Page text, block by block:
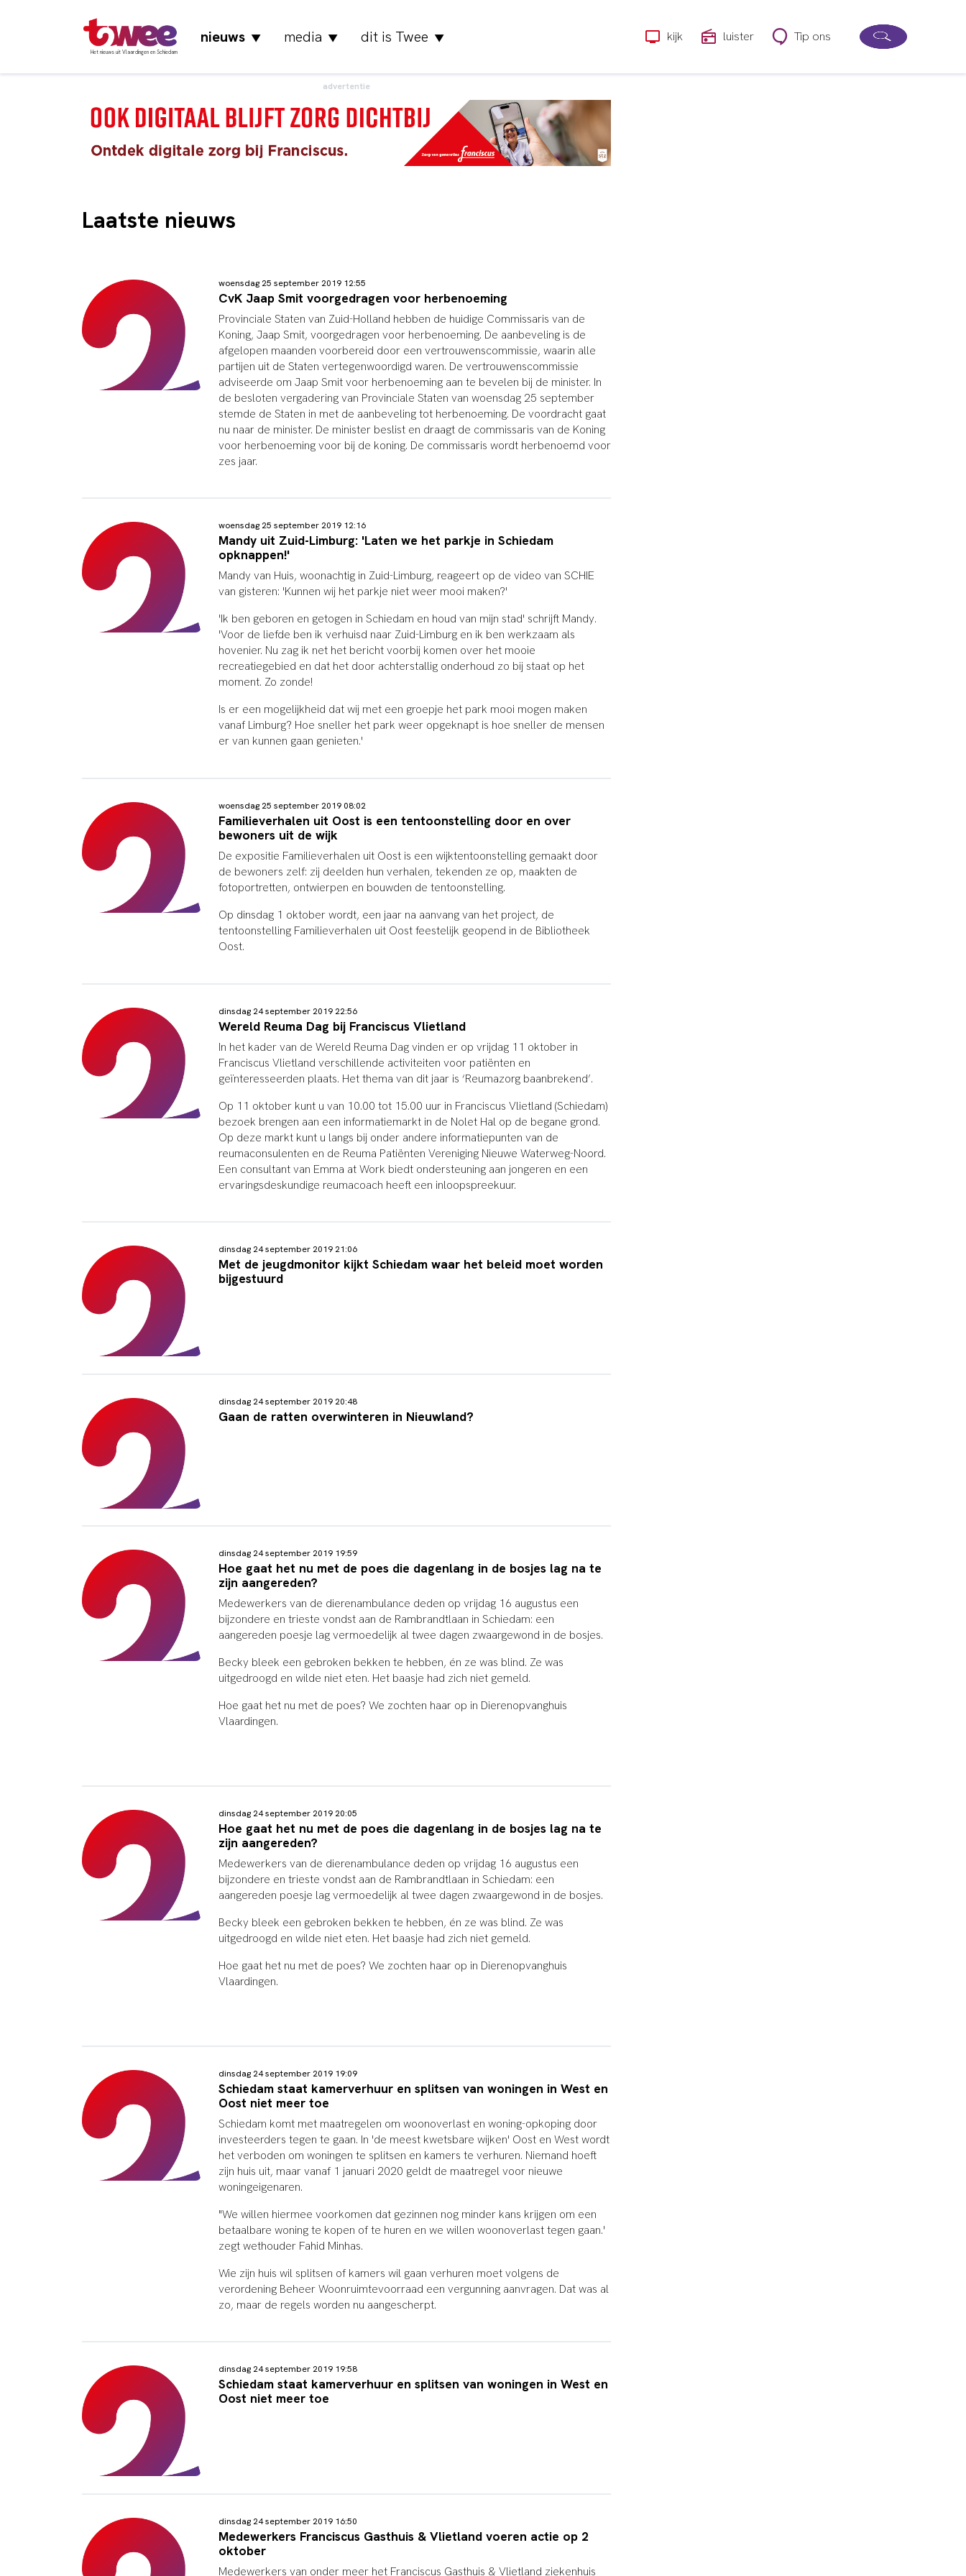
Het nieuws uit Vlaardingen en Schiedam
nieuws▼ media ▼ dit is Twee ▼ kijk luister Tip ons
advertentie
Laatste nieuws
woensdag 25 september 2019 12:55
CvK Jaap Smit voorgedragen voor herbenoeming
Provinciale Staten van Zuid-Holland hebben de huidige Commissaris van de
Koning, Jaap Smit, voorgedragen voor herbenoeming. De aanbeveling is de
afgelopen maanden voorbereid door een vertrouwenscommissie, waarin alle
partijen uit de Staten vertegenwoordigd waren. De vertrouwenscommissie
adviseerde om Jaap Smit voor herbenoeming aan te bevelen bij de minister. In
de besloten vergadering van Provinciale Staten van woensdag 25 september
stemde de Staten in met de aanbeveling tot herbenoeming. De voordracht gaat
nu naar de minister. De minister beslist en draagt de commissaris van de Koning
voor herbenoeming voor bij de koning. De commissaris wordt herbenoemd voor
zes jaar.
woensdag 25 september 2019 12:16
Mandy uit Zuid-Limburg: 'Laten we het parkje in Schiedam
opknappen!'
Mandy van Huis, woonachtig in Zuid-Limburg, reageert op de video van SCHIE
van gisteren: 'Kunnen wij het parkje niet weer mooi maken?'
'Ik ben geboren en getogen in Schiedam en houd van mijn stad' schrijft Mandy.
'Voor de liefde ben ik verhuisd naar Zuid-Limburg en ik ben werkzaam als
hovenier. Nu zag ik net het bericht voorbij komen over het mooie
recreatiegebied en dat het door achterstallig onderhoud zo bij staat op het
moment. Zo zonde!
Is er een mogelijkheid dat wij met een groepje het park mooi mogen maken
vanaf Limburg? Hoe sneller het park weer opgeknapt is hoe sneller de mensen
er van kunnen gaan genieten.'
woensdag 25 september 2019 08:02
Familieverhalen uit Oost is een tentoonstelling door en over
bewoners uit de wijk
De expositie Familieverhalen uit Oost is een wijktentoonstelling gemaakt door
de bewoners zelf: zij deelden hun verhalen, tekenden ze op, maakten de
fotoportretten, ontwierpen en bouwden de tentoonstelling.
Op dinsdag 1 oktober wordt, een jaar na aanvang van het project, de
tentoonstelling Familieverhalen uit Oost feestelijk geopend in de Bibliotheek
Oost.
dinsdag 24 september 2019 22:56
Wereld Reuma Dag bij Franciscus Vlietland
In het kader van de Wereld Reuma Dag vinden er op vrijdag 11 oktober in
Franciscus Vlietland verschillende activiteiten voor patiënten en
geïnteresseerden plaats. Het thema van dit jaar is ‘Reumazorg baanbrekend’.
Op 11 oktober kunt u van 10.00 tot 15.00 uur in Franciscus Vlietland (Schiedam)
bezoek brengen aan een informatiemarkt in de Nolet Hal op de begane grond.
Op deze markt kunt u langs bij onder andere informatiepunten van de
reumaconsulenten en de Reuma Patiënten Vereniging Nieuwe Waterweg-Noord.
Een consultant van Emma at Work biedt ondersteuning aan jongeren en een
ervaringsdeskundige reumacoach heeft een inloopspreekuur.
dinsdag 24 september 2019 21:06
Met de jeugdmonitor kijkt Schiedam waar het beleid moet worden
bijgestuurd
dinsdag 24 september 2019 20:48
Gaan de ratten overwinteren in Nieuwland?
dinsdag 24 september 2019 19:59
Hoe gaat het nu met de poes die dagenlang in de bosjes lag na te
zijn aangereden?
Medewerkers van de dierenambulance deden op vrijdag 16 augustus een
bijzondere en trieste vondst aan de Rambrandtlaan in Schiedam: een
aangereden poesje lag vermoedelijk al twee dagen zwaargewond in de bosjes.
Becky bleek een gebroken bekken te hebben, én ze was blind. Ze was
uitgedroogd en wilde niet eten. Het baasje had zich niet gemeld.
Hoe gaat het nu met de poes? We zochten haar op in Dierenopvanghuis
Vlaardingen.
dinsdag 24 september 2019 20:05
Hoe gaat het nu met de poes die dagenlang in de bosjes lag na te
zijn aangereden?
Medewerkers van de dierenambulance deden op vrijdag 16 augustus een
bijzondere en trieste vondst aan de Rambrandtlaan in Schiedam: een
aangereden poesje lag vermoedelijk al twee dagen zwaargewond in de bosjes.
Becky bleek een gebroken bekken te hebben, én ze was blind. Ze was
uitgedroogd en wilde niet eten. Het baasje had zich niet gemeld.
Hoe gaat het nu met de poes? We zochten haar op in Dierenopvanghuis
Vlaardingen.
dinsdag 24 september 2019 19:09
Schiedam staat kamerverhuur en splitsen van woningen in West en
Oost niet meer toe
Schiedam komt met maatregelen om woonoverlast en woning-opkoping door
investeerders tegen te gaan. In 'de meest kwetsbare wijken' Oost en West wordt
het verboden om woningen te splitsen en kamers te verhuren. Niemand hoeft
zijn huis uit, maar vanaf 1 januari 2020 geldt de maatregel voor nieuwe
woningeigenaren.
"We willen hiermee voorkomen dat gezinnen nog minder kans krijgen om een
betaalbare woning te kopen of te huren en we willen woonoverlast tegen gaan.'
zegt wethouder Fahid Minhas.
Wie zijn huis wil splitsen of kamers wil gaan verhuren moet volgens de
verordening Beheer Woonruimtevoorraad een vergunning aanvragen. Dat was al
zo, maar de regels worden nu aangescherpt.
dinsdag 24 september 2019 19:58
Schiedam staat kamerverhuur en splitsen van woningen in West en
Oost niet meer toe
dinsdag 24 september 2019 16:50
Medewerkers Franciscus Gasthuis & Vlietland voeren actie op 2
oktober
Medewerkers van onder meer het Franciscus Gasthuis & Vlietland ziekenhuis